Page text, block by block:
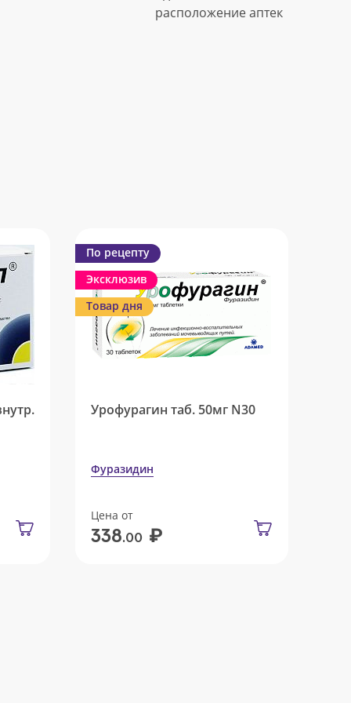
расположение аптек
По рецепту
Эксклюзив
Товар дня
Урофурагин таб. 50мг N30
Фуразидин
Цена от
338.00 ₽